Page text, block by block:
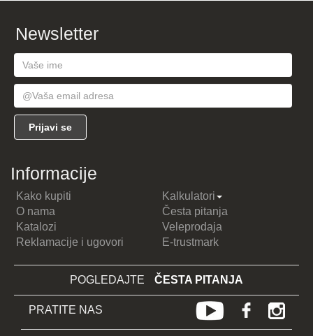
Newsletter
Informacije
Kako kupiti
Kalkulatori
O nama
Česta pitanja
Katalozi
Veleprodaja
Reklamacije i ugovori
E-trustmark
POGLEDAJTE ČESTA PITANJA
PRATITE NAS